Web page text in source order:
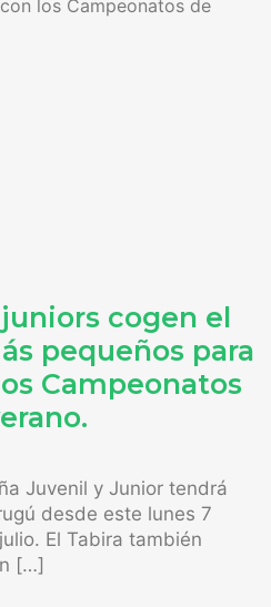
cogen el
pequeños para
Campeonatos
Juvenil y Junior tendrá
desde este lunes 7
El Tabira también
[…]